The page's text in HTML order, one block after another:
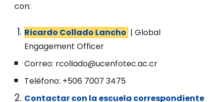
con:
Ricardo Collado Lancho | Global
Engagement Officer
Correo: rcollado@ucenfotec.ac.cr
Teléfono: +506 7007 3475
Contactar con la escuela correspondiente